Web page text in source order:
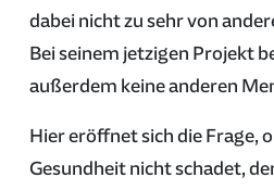
dabei nicht zu sehr von
Bei seinem jetzigen Projekt
außerdem keine anderen
Hier eröffnet sich die Frage,
Gesundheit nicht schadet,